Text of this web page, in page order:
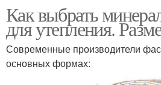
Как выбрать
для утепления.
Современные производители
основных формах: